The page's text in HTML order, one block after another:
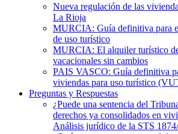
Nueva regulación de las
La Rioja
MURCIA: Guía definitiva para
de uso turístico
MURCIA: El alquiler turístico
vacacionales sin cambios
PAIS VASCO: Guía definitiva
viviendas para uso turístico
Preguntas y Respuestas
¿Puede una sentencia del
derechos ya consolidados en
Análisis jurídico de la STS